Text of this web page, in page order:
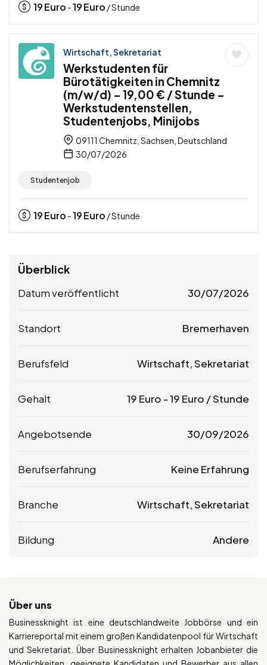
19Euro -19Euro / Stunde
Wirtschaft, Sekretariat
Werkstudenten für
Bürotätigkeiten in Chemnitz
(m/w/d) – 19,00 € / Stunde –
Werkstudentenstellen,
Studentenjobs, Minijobs
09111 Chemnitz, Sachsen, Deutschland
30/07/2026
Studentenjob
19Euro -19Euro / Stunde
Überblick
Datum veröffentlicht 30/07/2026
Standort Bremerhaven
Berufsfeld Wirtschaft, Sekretariat
Gehalt 19 Euro -19 Euro / Stunde
Angebotsende 30/09/2026
Berufserfahrung Keine Erfahrung
Branche Wirtschaft, Sekretariat
Bildung Andere
Über uns
Businessknight ist eine deutschlandweite Jobbörse und ein
Karriereportal mit einem großen Kandidatenpool für Wirtschaft
und Sekretariat. Über Businessknight erhalten Jobanbieter die